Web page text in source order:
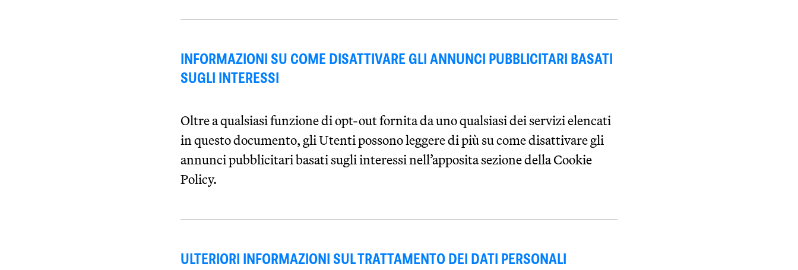
INFORMAZIONI SU COME DISATTIVARE GLI ANNUNCI PUBBLICITARI BASATI
SUGLI INTERESSI
Oltre a qualsiasi funzione di opt-out fornita da uno qualsiasi dei servizi elencati
in questo documento, gli Utenti possono leggere di più su come disattivare gli
annunci pubblicitari basati sugli interessi nell’apposita sezione della Cookie
Policy.
ULTERIORI INFORMAZIONI SUL TRATTAMENTO DEI DATI PERSONALI